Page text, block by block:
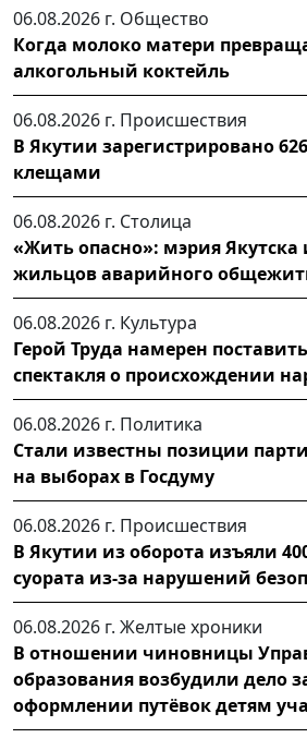
06.08.2026 г. Общество
Когда молоко матери
алкогольный коктейль
06.08.2026 г. Происшествия
В Якутии зарегистрировано
клещами
06.08.2026 г. Столица
«Жить опасно»: мэрия
жильцов аварийного
06.08.2026 г. Культура
Герой Труда намерен
спектакля о происхождении
06.08.2026 г. Политика
Стали известны позиции
на выборах в Госдуму
06.08.2026 г. Происшествия
В Якутии из оборота изъяли
суората из-за нарушений
06.08.2026 г. Желтые хроники
В отношении чиновницы
образования возбудили дело
оформлении путёвок детям